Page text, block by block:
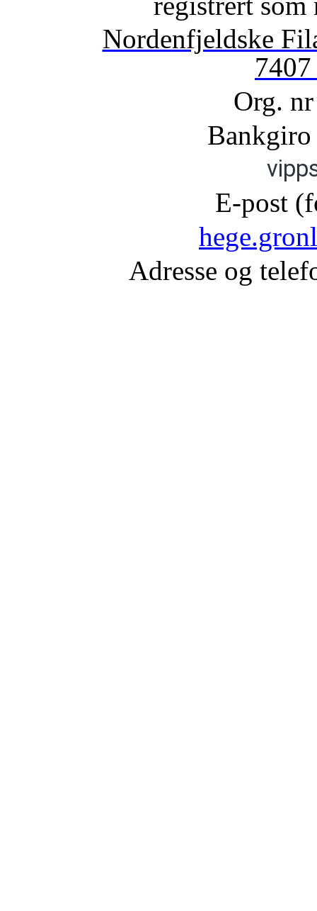
Nordenfjeldske
Org.
E-post
Adresse og